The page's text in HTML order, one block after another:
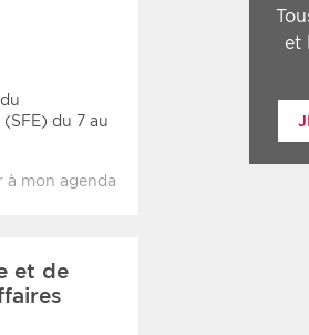
du 7 au
à mon agenda
et de
et